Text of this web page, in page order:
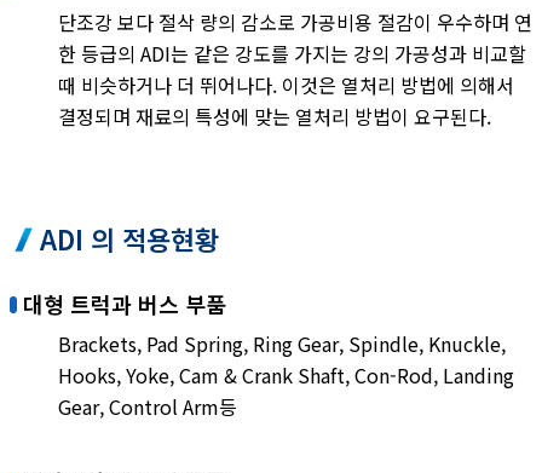
단조강 보다 절삭 량의 감소로 가공비용 절감이 우수하며 연
한 등급의 ADI는 같은 강도를 가지는 강의 가공성과 비교할
때 비슷하거나 더 뛰어나다. 이것은 열처리 방법에 의해서
결정되며 재료의 특성에 맞는 열처리 방법이 요구된다.
ADI 의 적용현황
대형 트럭과 버스 부품
Brackets, Pad Spring, Ring Gear, Spindle, Knuckle,
Hooks, Yoke, Cam & Crank Shaft, Con-Rod, Landing
Gear, Control Arm등